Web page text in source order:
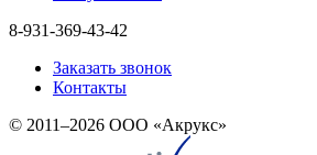
8-931-369-43-42
Заказать звонок
Контакты
© 2011–2026 ООО «Акрукс»